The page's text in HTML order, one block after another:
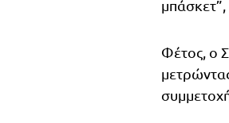
μπάσκετ”,
Φέτος, ο